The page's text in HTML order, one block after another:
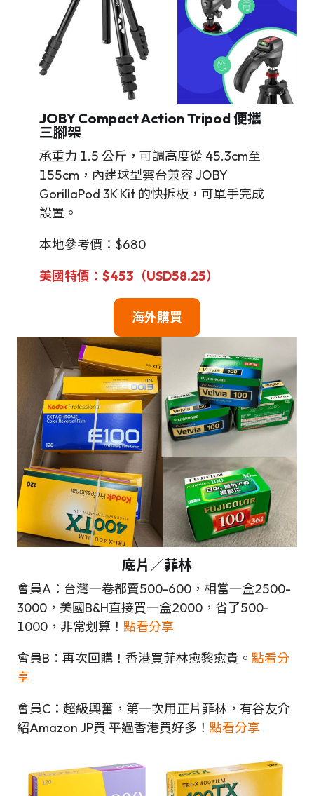
JOBY Compact Action Tripod 便攜
三腳架
承重力 1.5 公斤，可調高度從 45.3cm至
155cm，內建球型雲台兼容 JOBY
GorillaPod 3K Kit 的快拆板，可單手完成
設置。
本地參考價：$680
美國特價：$453（USD58.25）
海外購買
底片／菲林
會員A：台灣一卷都賣500-600，相當一盒2500-
3000，美國B&H直接買一盒2000，省了500-
1000，非常划算！ 點看分享
會員B：再次回購！香港買菲林愈黎愈貴。 點看分
享
會員C：超級興奮，第一次用正片菲林，有谷友介
紹Amazon JP買 平過香港買好多！ 點看分享